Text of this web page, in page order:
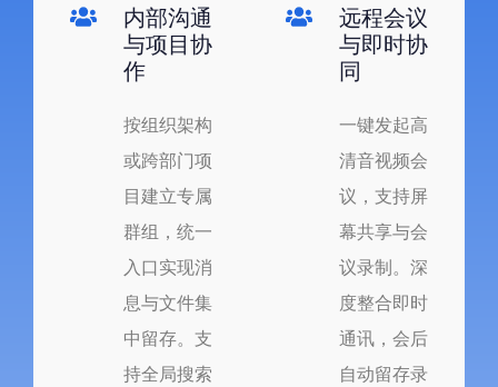
内部沟通
与项目协
作
按组织架构
或跨部门项
目建立专属
群组，统一
入口实现消
息与文件集
中留存。支
持全局搜索
远程会议
与即时协
同
一键发起高
清音视频会
议，支持屏
幕共享与会
议录制。深
度整合即时
通讯，会后
自动留存录